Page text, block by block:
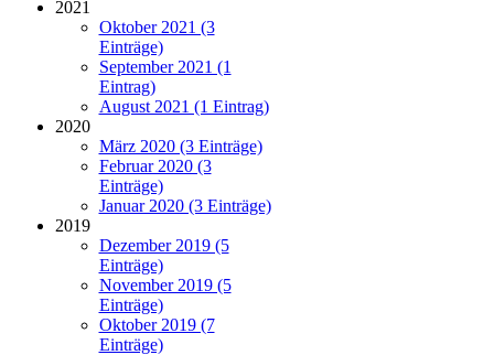
2021
Oktober 2021 (3
Einträge)
September 2021 (1
Eintrag)
August 2021 (1 Eintrag)
2020
März 2020 (3 Einträge)
Februar 2020 (3
Einträge)
Januar 2020 (3 Einträge)
2019
Dezember 2019 (5
Einträge)
November 2019 (5
Einträge)
Oktober 2019 (7
Einträge)